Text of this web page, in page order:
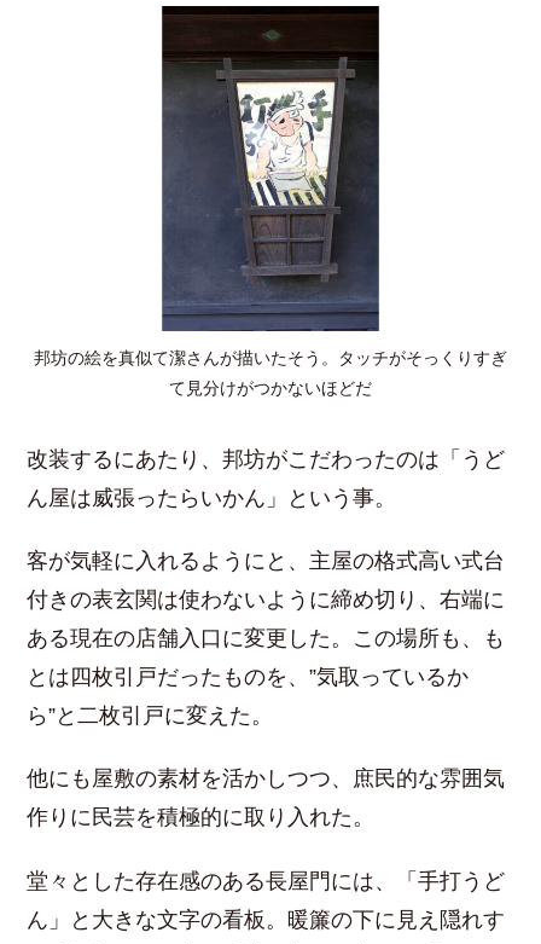
邦坊の絵を真似て潔さんが描いたそう。タッチがそっくりすぎ
て見分けがつかないほどだ
改装するにあたり、邦坊がこだわったのは「うど
ん屋は威張ったらいかん」という事。
客が気軽に入れるようにと、主屋の格式高い式台
付きの表玄関は使わないように締め切り、右端に
ある現在の店舗入口に変更した。この場所も、も
とは四枚引戸だったものを、”気取っているか
ら”と二枚引戸に変えた。
他にも屋敷の素材を活かしつつ、庶民的な雰囲気
作りに民芸を積極的に取り入れた。
堂々とした存在感のある長屋門には、「手打うど
ん」と大きな文字の看板。暖簾の下に見え隠れす